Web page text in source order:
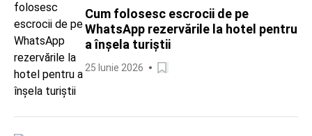
Cum folosesc escrocii de pe
WhatsApp rezervările la hotel pentru
a înșela turiștii
25 Iunie 2026